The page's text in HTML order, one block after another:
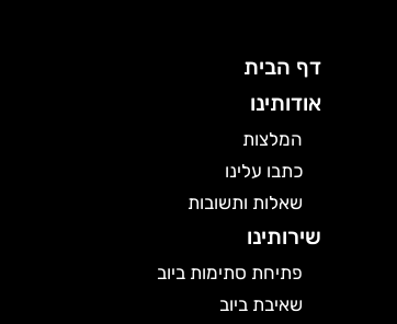
דף הבית
אודותינו
המלצות
כתבו עלינו
שאלות ותשובות
שירותינו
פתיחת סתימות ביוב
שאיבת ביוב